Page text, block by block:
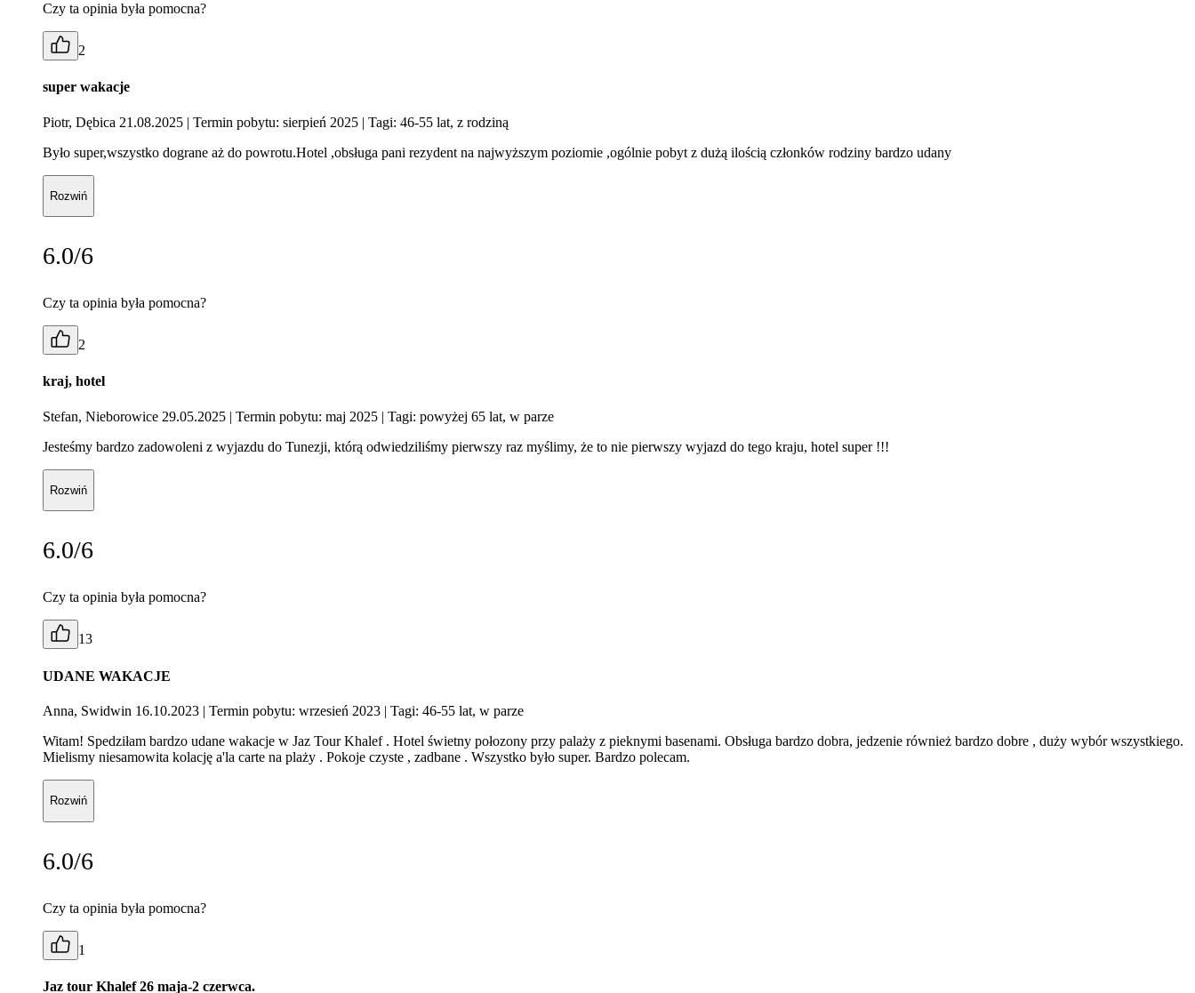
Czy ta opinia była pomocna?
2
super wakacje
Piotr, Dębica 21.08.2025 | Termin pobytu: sierpień 2025 | Tagi: 46-55 lat, z rodziną
Było super,wszystko dograne aż do powrotu.Hotel ,obsługa pani rezydent na najwyższym poziomie ,ogólnie pobyt z dużą ilością członków rodziny bardzo udany
Rozwiń
6.0/6
Czy ta opinia była pomocna?
2
kraj, hotel
Stefan, Nieborowice 29.05.2025 | Termin pobytu: maj 2025 | Tagi: powyżej 65 lat, w parze
Jesteśmy bardzo zadowoleni z wyjazdu do Tunezji, którą odwiedziliśmy pierwszy raz myślimy, że to nie pierwszy wyjazd do tego kraju, hotel super !!!
Rozwiń
6.0/6
Czy ta opinia była pomocna?
13
UDANE WAKACJE
Anna, Swidwin 16.10.2023 | Termin pobytu: wrzesień 2023 | Tagi: 46-55 lat, w parze
Witam! Spedziłam bardzo udane wakacje w Jaz Tour Khalef . Hotel świetny połozony przy palaży z pieknymi basenami. Obsługa bardzo dobra, jedzenie również bardzo dobre , duży wybór wszystkiego.
Mielismy niesamowita kolację a'la carte na plaży . Pokoje czyste , zadbane . Wszystko było super. Bardzo polecam.
Rozwiń
6.0/6
Czy ta opinia była pomocna?
1
Jaz tour Khalef 26 maja-2 czerwca.